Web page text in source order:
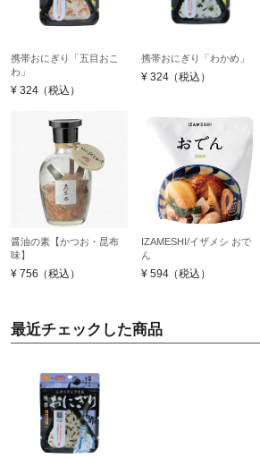
携帯おにぎり「五目おこ
わ」
¥ 324（税込）
携帯おにぎり「わかめ」
¥ 324（税込）
醤油の素【かつお・昆布
味】
¥ 756（税込）
IZAMESHI/イザメシ おで
ん
¥ 594（税込）
最近チェックした商品